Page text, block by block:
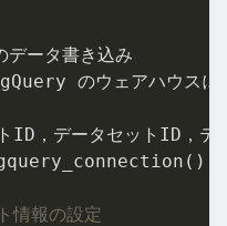
ータ書き込み
のウェアハウスに
ID，データセットID，
情報の設定